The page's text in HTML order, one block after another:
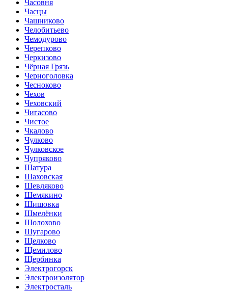
Часовня
Часцы
Чашниково
Челобитьево
Чемодурово
Черепково
Черкизово
Чёрная Грязь
Черноголовка
Чесноково
Чехов
Чеховский
Чигасово
Чистое
Чкалово
Чулково
Чулковское
Чупряково
Шатура
Шаховская
Шевляково
Шемякино
Шишовка
Шмелёнки
Шолохово
Шугарово
Щелково
Щемилово
Щербинка
Электрогорск
Электроизолятор
Электросталь